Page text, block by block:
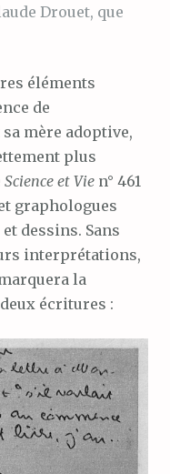
Drouet, que
éléments
de
mère adoptive,
plus
Science et Vie n° 461
graphologues
dessins. Sans
interprétations,
la
écritures :